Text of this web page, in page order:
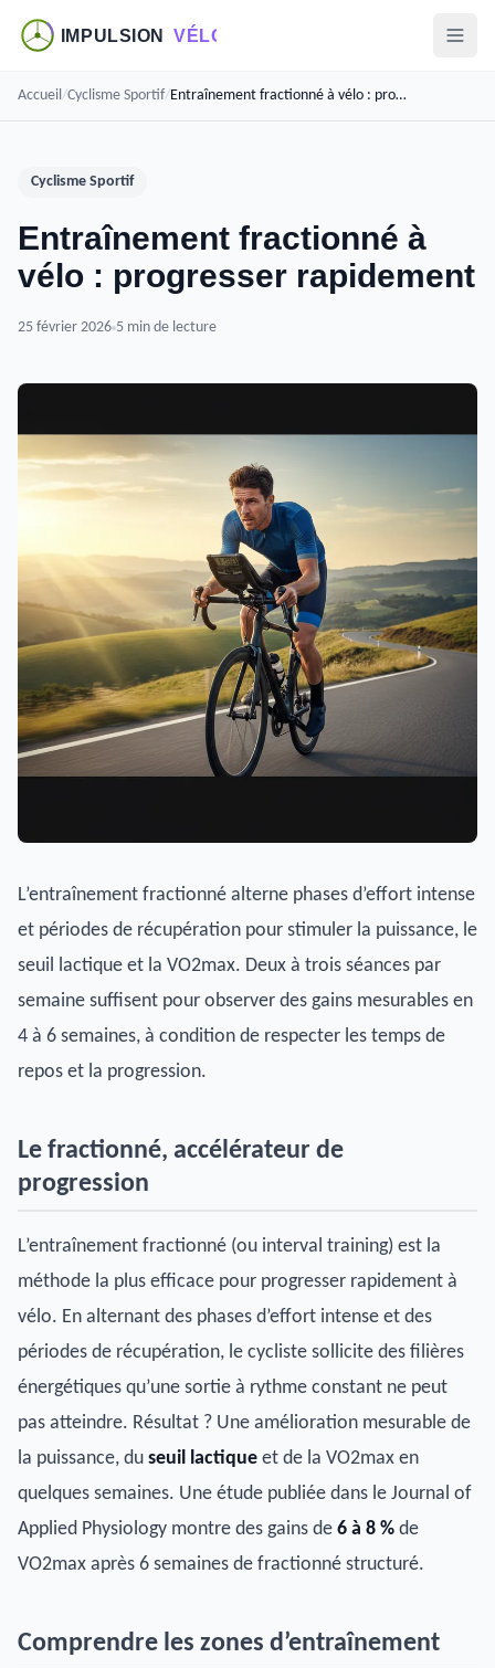
Accueil/Cyclisme Sportif/ Entraînement fractionné à vélo : progresser rapidement
Cyclisme Sportif
Entraînement fractionné à
vélo : progresser rapidement
25 février 2026 5 min de lecture
L’entraînement fractionné alterne phases d’effort intense
et périodes de récupération pour stimuler la puissance, le
seuil lactique et la VO2max. Deux à trois séances par
semaine suffisent pour observer des gains mesurables en
4 à 6 semaines, à condition de respecter les temps de
repos et la progression.
Le fractionné, accélérateur de
progression
L’entraînement fractionné (ou interval training) est la
méthode la plus efficace pour progresser rapidement à
vélo. En alternant des phases d’effort intense et des
périodes de récupération, le cycliste sollicite des filières
énergétiques qu’une sortie à rythme constant ne peut
pas atteindre. Résultat ? Une amélioration mesurable de
la puissance, du seuil lactique et de la VO2max en
quelques semaines. Une étude publiée dans le Journal of
Applied Physiology montre des gains de 6 à 8 % de
VO2max après 6 semaines de fractionné structuré.
Comprendre les zones d’entraînement